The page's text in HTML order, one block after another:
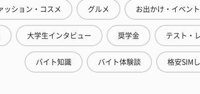
ッション・コスメ グルメ お出かけ・イベント
大学生インタビュー 奨学金 テスト・
バイト知識 バイト体験談 格安SIM